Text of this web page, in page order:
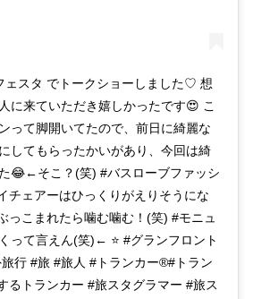
ェスタ でトークショーしました♡ 想
に来ていただき嬉しかったです😍 こ
って脚開いてたので、前日に綺麗な
してもらったかいがあり、今回は綺
😂←そこ？(笑) #バスローブファッシ
チェアーはひっくりがえりそうにな
っこまれたら噛む噛む！(笑) #モニュ
って言えん(笑)← ⭐ #グランフロント
行 #旅 #旅人 #トランカー®️#トラン
るトランカー #旅スタグラマー #旅ス